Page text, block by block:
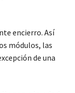
encierro. Así
módulos, las
de una